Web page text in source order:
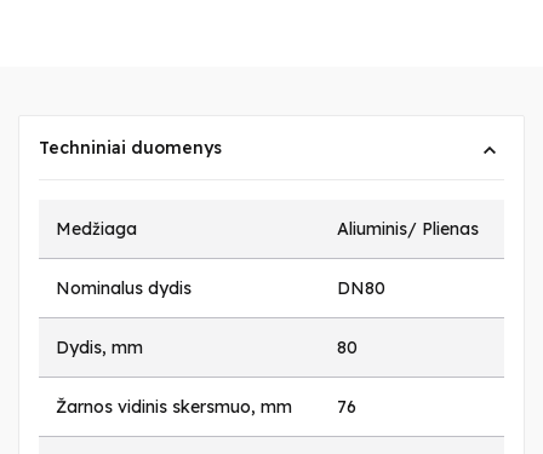
Techniniai duomenys
Medžiaga Aliuminis/ Plienas
Nominalus dydis DN80
Dydis, mm 80
Žarnos vidinis skersmuo, mm 76